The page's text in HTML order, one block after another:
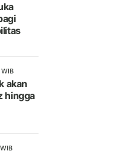
akan
hingga